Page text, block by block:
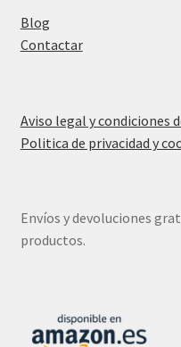
Blog
Contactar
Aviso legal y condiciones
Politica de privacidad y
Envíos y devoluciones
productos.